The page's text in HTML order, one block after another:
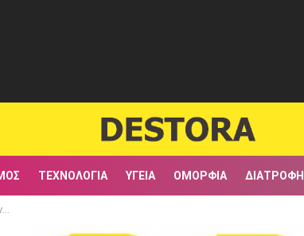
ΤΕΧΝΟΛΟΓΊΑ ΥΓΕΊΑ ΟΜΟΡΦΙΆ ΔΙΑΤΡΟΦΉ